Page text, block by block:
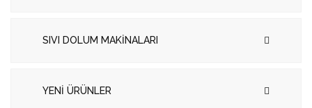
SIVI DOLUM MAKİNALARI
YENİ ÜRÜNLER